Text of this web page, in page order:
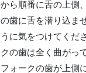
ら順番に舌の上側
歯に舌を潜り込ま
うに気をつけてくだ
の歯は全く曲がっ
ォークの歯が上側